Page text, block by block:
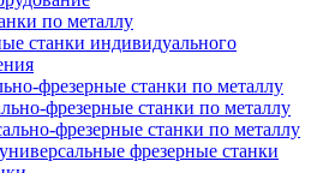
по металлу
станки индивидуального
фрезерные станки по металлу
фрезерные станки по металлу
фрезерные станки по металлу
фрезерные станки